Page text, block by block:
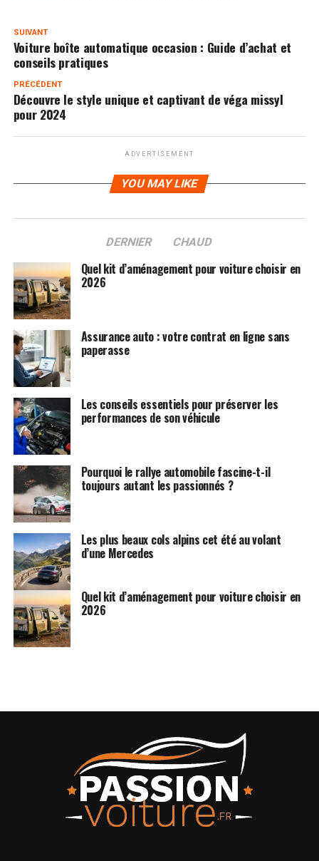
SUIVANT
Voiture boîte automatique occasion : Guide d’achat et
conseils pratiques
PRÉCÉDENT
Découvre le style unique et captivant de véga missyl
pour 2024
ADVERTISEMENT
YOU MAY LIKE
DERNIER CHAUD
Quel kit d’aménagement pour voiture choisir en
2026
Assurance auto : votre contrat en ligne sans
paperasse
Les conseils essentiels pour préserver les
performances de son véhicule
Pourquoi le rallye automobile fascine-t-il
toujours autant les passionnés ?
Les plus beaux cols alpins cet été au volant
d’une Mercedes
Quel kit d’aménagement pour voiture choisir en
2026